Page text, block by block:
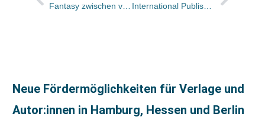
Fantasy zwischen viel Romance auf der BoD-Bestsellerliste im Juni 2025
Neue Fördermöglichkeiten für Verlage und
Autor:innen in Hamburg, Hessen und Berlin